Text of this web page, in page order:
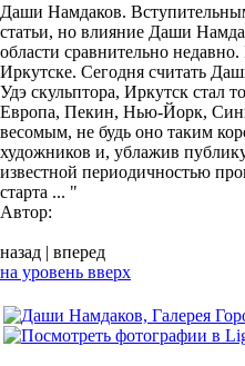
Даши Намдаков.
статьи, но влияние Даши
области сравнительно
Иркутске. Сегодня считать
Удэ скульптора, Иркутск стал
Европа, Пекин, Нью-Йорк,
весомым, не будь оно таким
художников и, ублажив
известной периодичностью
старта ... "
Автор:
назад | вперед
на уровень вверх